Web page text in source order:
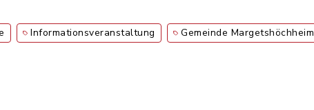
Informationsveranstaltung Gemeinde Margetshöchheim